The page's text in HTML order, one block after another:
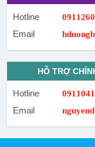
Hotline
Email
HỖ TRỢ
Hotline
Email